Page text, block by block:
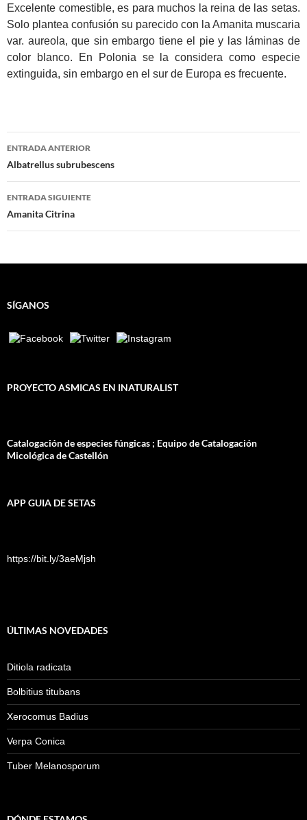
Excelente comestible, es para muchos la reina de las setas.
Solo plantea confusión su parecido con la Amanita muscaria
var. aureola, que sin embargo tiene el pie y las láminas de
color blanco. En Polonia se la considera como especie
extinguida, sin embargo en el sur de Europa es frecuente.
Navegación
de
entradas
ENTRADA ANTERIOR
Albatrellus subrubescens
ENTRADA SIGUIENTE
Amanita Citrina
SÍGANOS
PROYECTO ASMICAS EN INATURALIST
Catalogación de especies fúngicas ; Equipo de Catalogación
Micológica de Castellón
APP GUIA DE SETAS
https://bit.ly/3aeMjsh
ÚLTIMAS NOVEDADES
Ditiola radicata
Bolbitius titubans
Xerocomus Badius
Verpa Conica
Tuber Melanosporum